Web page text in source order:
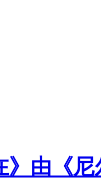
》由《